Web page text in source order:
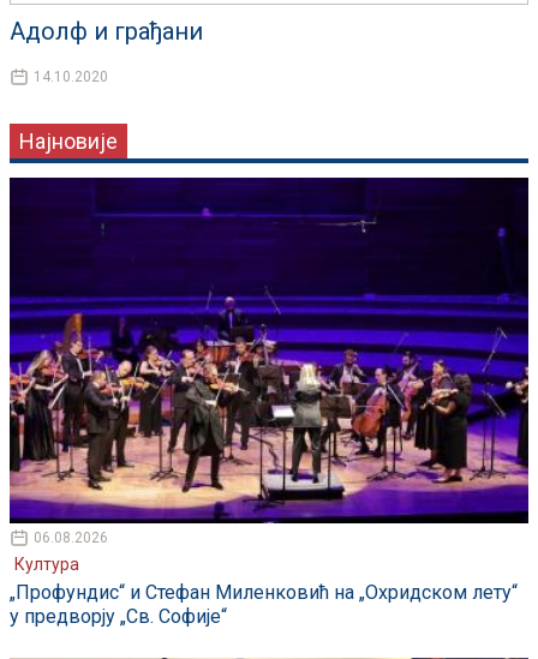
Адолф и грађани
14.10.2020
Најновије
06.08.2026
Култура
„Профундис“ и Стефан Миленковић на „Охридском лету“
у предворју „Св. Софије“